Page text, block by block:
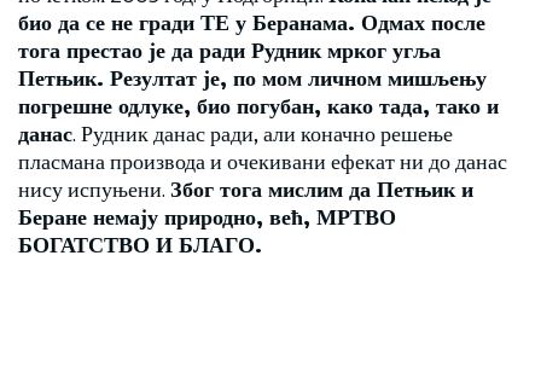
био да се не гради ТЕ у Беранама. Одмах после
тога престао је да ради Рудник мрког угља
Петњик. Резултат је, по мом личном мишљењу
погрешне одлуке, био погубан, како тада, тако и
данас. Рудник данас ради, али коначно решење
пласмана производа и очекивани ефекат ни до данас
нису испуњени. Због тога мислим да Петњик и
Беране немају природно, већ, МРТВО
БОГАТСТВО И БЛАГО.